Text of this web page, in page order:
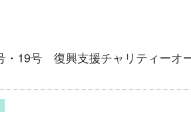
・19号 復興支援チャリティーオ